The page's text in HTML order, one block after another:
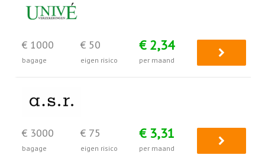
€ 1000
bagage
€ 50
eigen risico
€ 2,34
per maand
€ 3000
bagage
€ 75
eigen risico
€ 3,31
per maand